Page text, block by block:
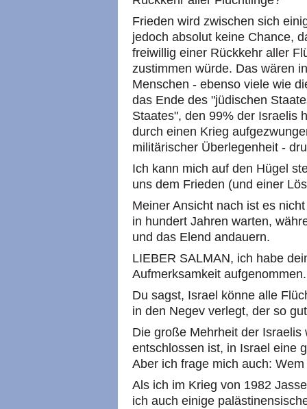
Frieden wird zwischen sich
jedoch absolut keine Chance,
freiwillig einer Rückkehr aller
zustimmen würde. Das wären
Menschen - ebenso viele wie
das Ende des "jüdischen
Staates", den 99% der Israelis
durch einen Krieg
militärischer Überlegenheit -
Ich kann mich auf den Hügel
uns dem Frieden (und einer
Meiner Ansicht nach ist es
in hundert Jahren warten,
und das Elend andauern.
LIEBER SALMAN, ich habe
Aufmerksamkeit aufgenommen.
Du sagst, Israel könne alle
in den Negev verlegt, der so
Die große Mehrheit der
entschlossen ist, in Israel eine
Aber ich frage mich auch:
Als ich im Krieg von 1982
ich auch einige